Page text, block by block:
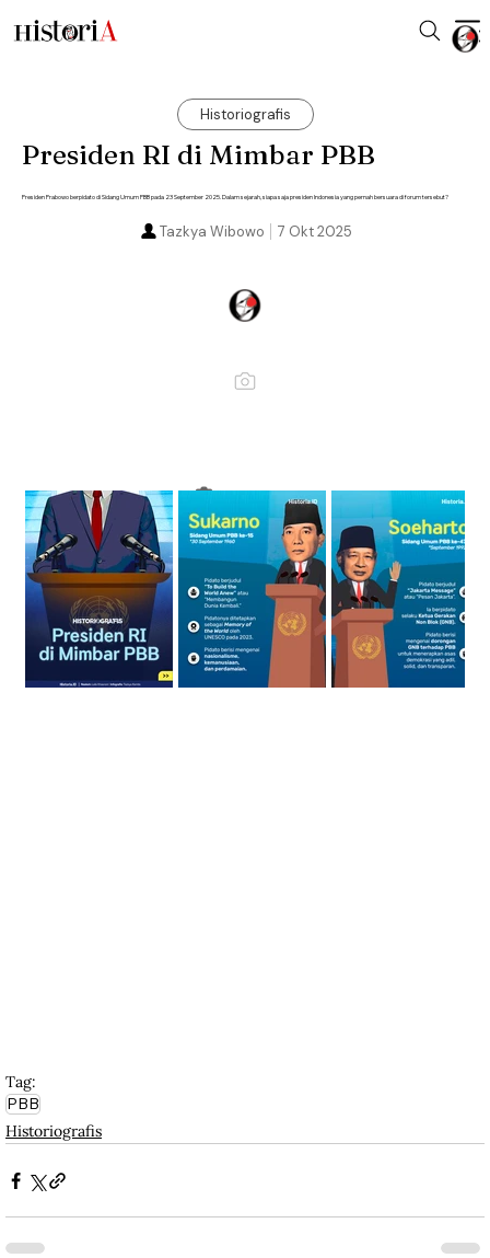
Historiografis
Presiden RI di Mimbar PBB
Presiden Prabowo berpidato di Sidang Umum PBB pada 23 September 2025. Dalam sejarah, siapa saja presiden Indonesia yang pernah bersuara di forum tersebut?
7 Okt 2025
Tazkya Wibowo
Ilustrasi Presiden RI di Mimbar PBB.
Tag:
PBB
Historiografis